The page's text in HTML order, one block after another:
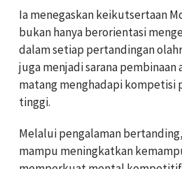
Ia menegaskan keikutsertaan
bukan hanya berorientasi
dalam setiap pertandingan
juga menjadi sarana
matang menghadapi kompetisi
tinggi.
Melalui pengalaman
mampu meningkatkan